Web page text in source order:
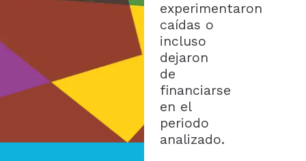
experimentaron
caídas o
incluso
dejaron
de
financiarse
en el
periodo
analizado.